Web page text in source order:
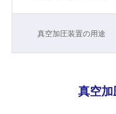
真空加圧装置の用途
真空